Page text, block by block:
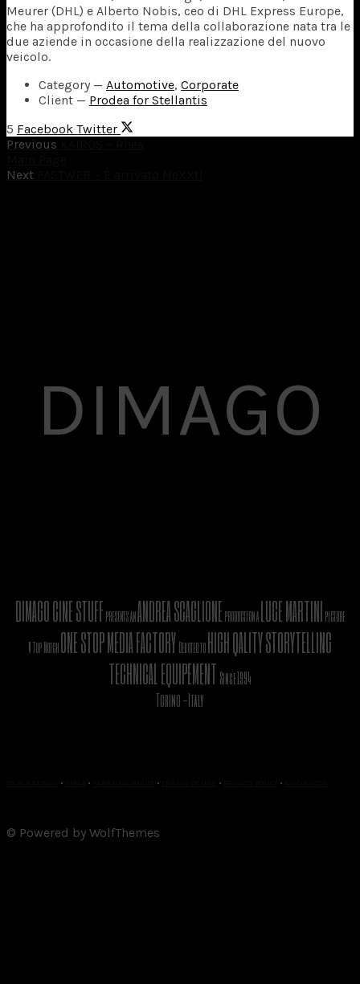
Meurer (DHL) e Alberto Nobis, ceo di DHL Express Europe,
che ha approfondito il tema della collaborazione nata tra le
due aziende in occasione della realizzazione del nuovo
veicolo.
Category — Automotive, Corporate
Client — Prodea for Stellantis
5 Facebook Twitter
Previous
Next
DIMAGO
DIMAGO CINE STUFFpresents anANDREA SCAGLIONEproduction aLUCE MARTINIpicture
A Top NotchONE STOP MEDIA FACTORYDevoted toHIGH QALITY STORYTELLING
TECHNICAL EQUIPEMENT Since 1994
Torino -Italy
• • • • •
© Powered by WolfThemes